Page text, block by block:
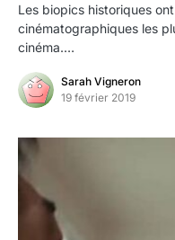
Les biopics historiques
cinématographiques les
cinéma.…
Sarah Vigneron
19 février 2019